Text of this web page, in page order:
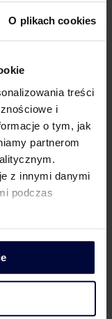
O plikach cookies
treści
i
o tym, jak
partnerom
z innymi danymi
podczas
mogą
wystawione
zawiera
zakwalifikować
poszczególnymi